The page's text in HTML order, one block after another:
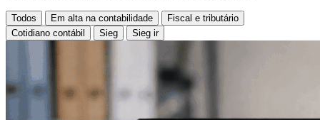
Todos Em alta na contabilidade
Fiscal e tributário
Cotidiano contábil
Sieg Sieg ir